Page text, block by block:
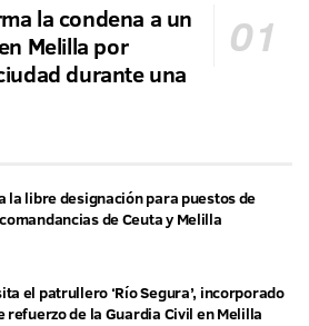
la condena a un
Melilla por
durante una
libre designación para puestos de
de Ceuta y Melilla
el patrullero ‘Río Segura’, incorporado
refuerzo de la Guardia Civil en Melilla